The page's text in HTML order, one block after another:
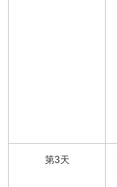
第3天